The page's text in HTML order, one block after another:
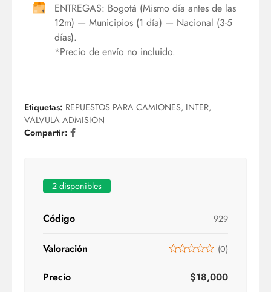
ENTREGAS: Bogotá (Mismo día antes de las
12m) — Municipios (1 día) — Nacional (3-5
días).
*Precio de envío no incluido.
Etiquetas: REPUESTOS PARA CAMIONES, INTER,
VALVULA ADMISION
Compartir:
2 disponibles
Código 929
Valoración (0)
Precio $18,000